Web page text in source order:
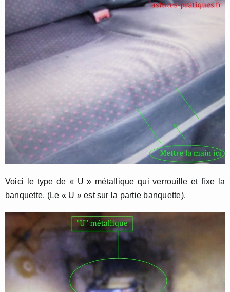
Voici le type de « U » métallique qui verrouille et fixe la
banquette. (Le « U » est sur la partie banquette).